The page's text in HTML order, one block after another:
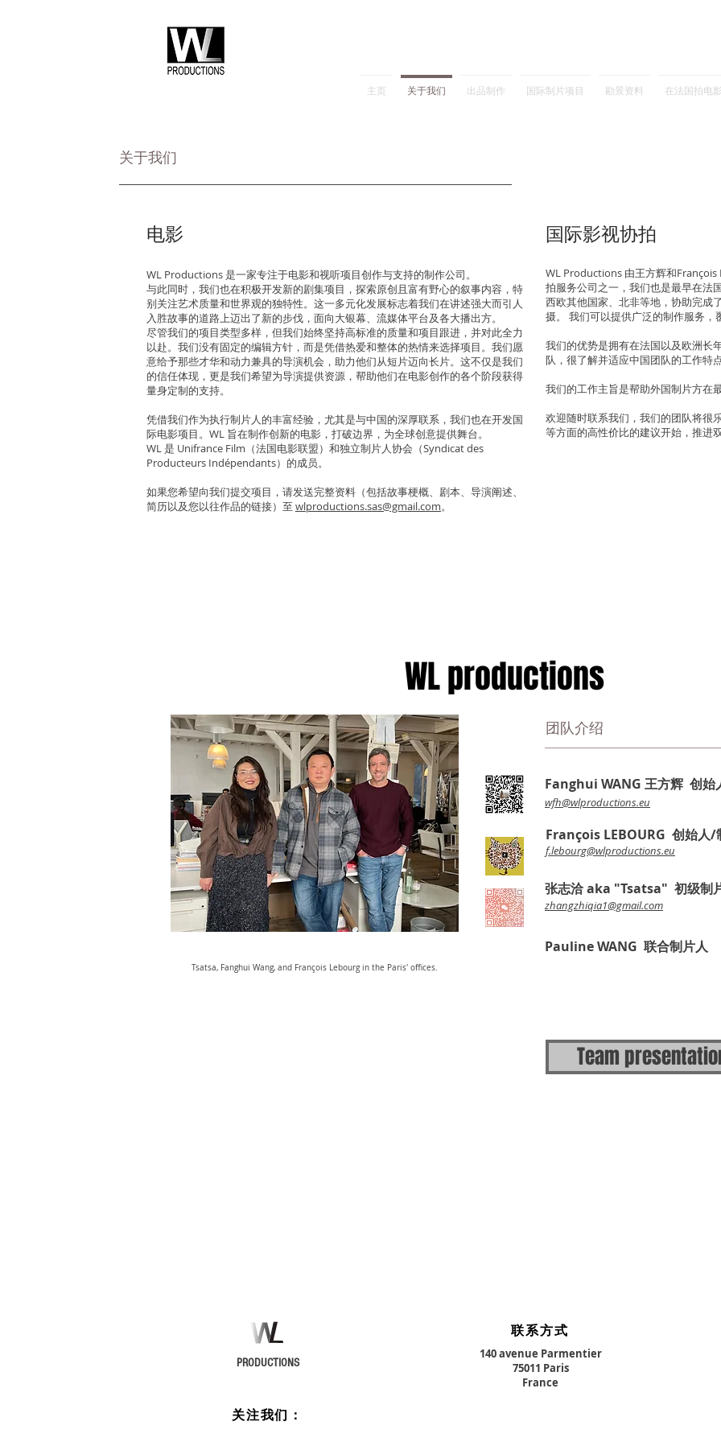
主页 关于我们 出品制作 国际制片项目 勘景资料 在法国拍电影
关于我们
​电影
WL Productions 是一家专注于电影和视听项目创作与支持的制作公司。
与此同时，我们也在积极开发新的剧集项目，探索原创且富有野心的叙事内容，特
别关注艺术质量和世界观的独特性。这一多元化发展标志着我们在讲述强大而引人
入胜故事的道路上迈出了新的步伐，面向大银幕、流媒体平台及各大播出方。
尽管我们的项目类型多样，但我们始终坚持高标准的质量和项目跟进，并对此全力
以赴。我们没有固定的编辑方针，而是凭借热爱和整体的热情来选择项目。我们愿
意给予那些才华和动力兼具的导演机会，助力他们从短片迈向长片。这不仅是我们
的信任体现，更是我们希望为导演提供资源，帮助他们在电影创作的各个阶段获得
量身定制的支持。
凭借我们作为执行制片人的丰富经验，尤其是与中国的深厚联系，我们也在开发国
际电影项目。WL 旨在制作创新的电影，打破边界，为全球创意提供舞台。
WL 是 Unifrance Film（法国电影联盟）和独立制片人协会（Syndicat des
Producteurs Indépendants）的成员。
如果您希望向我们提交项目，请发送完整资料（包括故事梗概、剧本、导演阐述、
简历以及您以往作品的链接）至 wlproductions.sas@gmail.com。
国际影视协拍
WL Productions 由王方辉和
拍服务公司之一，我们也是最早在法
西欧其他国家、北非等地，协助完成
摄。 我们可以提供广泛的制作服务，
我们的优势是拥有在法国以及欧洲长
队，很了解并适应中国团队的工作特点
我们的工作主旨是帮助外国制片方在
欢迎随时联系我们，我们的团队将很
等方面的高性价比的建议开始，推进
WL productions
团队介绍
Fanghui WANG 王方辉 创始
wfh@wlproductions.eu
François LEBOURG 创始人/
f.lebourg@wlproductions.eu
张志洽 aka "Tsatsa" 初级制
zhangzhiqia1@gmail.com
Tsatsa, Fanghui Wang, and François Lebourg in the Paris' offices.
Pauline WANG 联合制片人
Team
PRODUCTIONS
​关注我们：
联系方式
140 avenue Parmentier
75011 Paris
France